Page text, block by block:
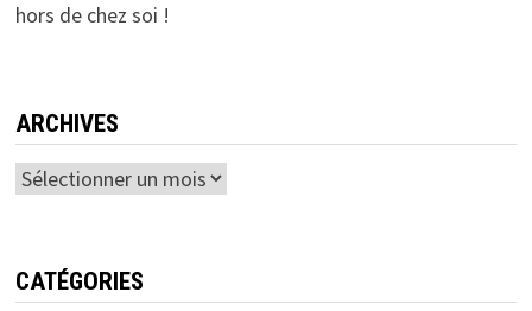
hors de chez soi !
ARCHIVES
Archives
CATÉGORIES